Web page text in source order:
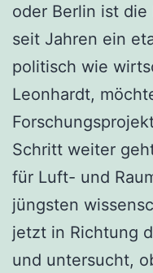
oder Berlin ist
seit Jahren ein
politisch wie
Leonhardt,
Schritt weiter
für Luft- und
jüngsten
jetzt in Richtung
und untersucht,